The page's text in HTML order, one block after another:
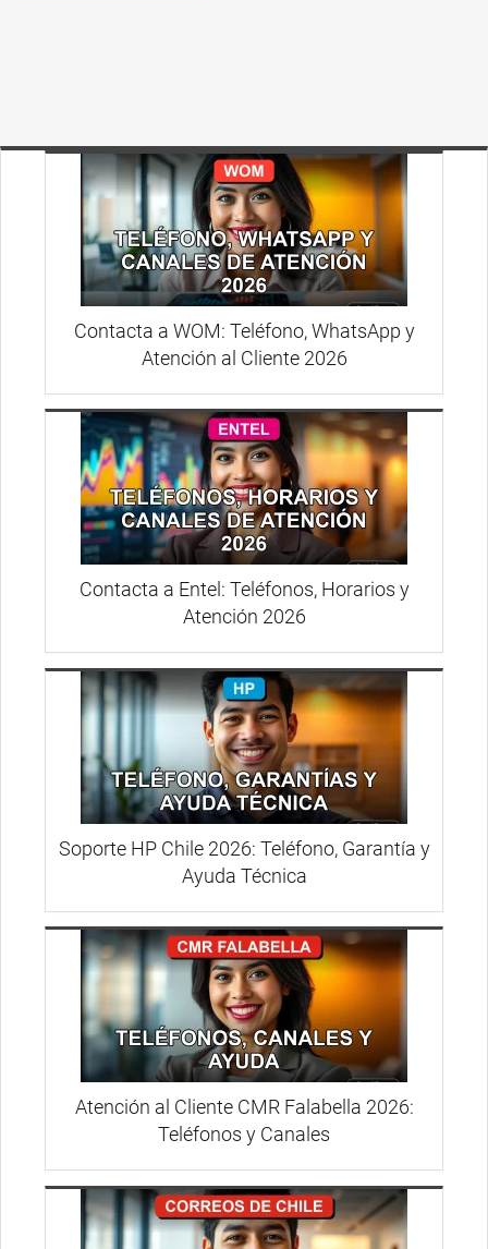
Contacta a WOM: Teléfono, WhatsApp y
Atención al Cliente 2026
Contacta a Entel: Teléfonos, Horarios y
Atención 2026
Soporte HP Chile 2026: Teléfono, Garantía y
Ayuda Técnica
Atención al Cliente CMR Falabella 2026:
Teléfonos y Canales